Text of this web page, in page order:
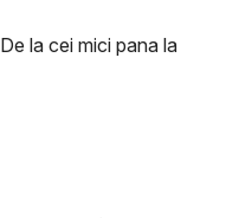
la cei mici pana la